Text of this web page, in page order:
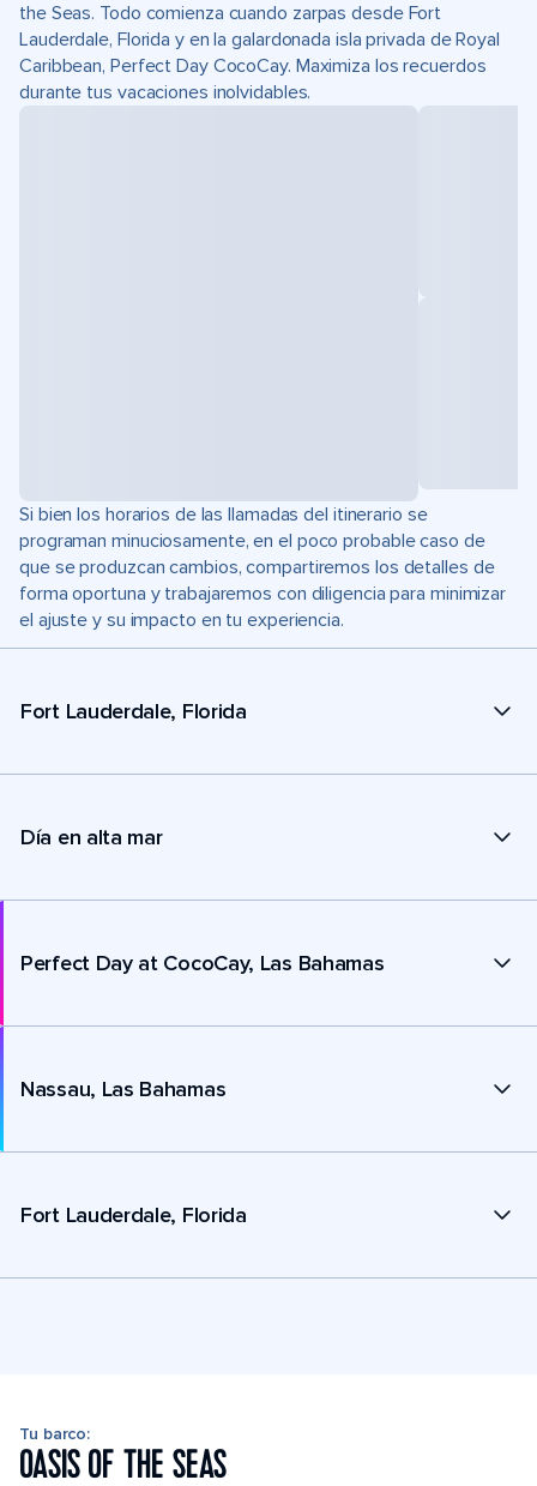
the Seas. Todo comienza cuando zarpas desde Fort
Lauderdale, Florida y en la galardonada isla privada de Royal
Caribbean, Perfect Day CocoCay. Maximiza los recuerdos
durante tus vacaciones inolvidables.
Si bien los horarios de las llamadas del itinerario se
programan minuciosamente, en el poco probable caso de
que se produzcan cambios, compartiremos los detalles de
forma oportuna y trabajaremos con diligencia para minimizar
el ajuste y su impacto en tu experiencia.
Fort Lauderdale, Florida
Día en alta mar
Perfect Day at CocoCay, Las Bahamas
Nassau, Las Bahamas
Fort Lauderdale, Florida
Tu barco:
OASIS OF THE SEAS